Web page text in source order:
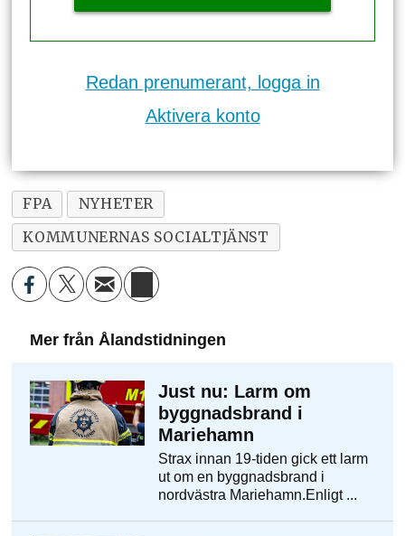
Redan prenumerant, logga in
Aktivera konto
FPA
NYHETER
KOMMUNERNAS SOCIALTJÄNST